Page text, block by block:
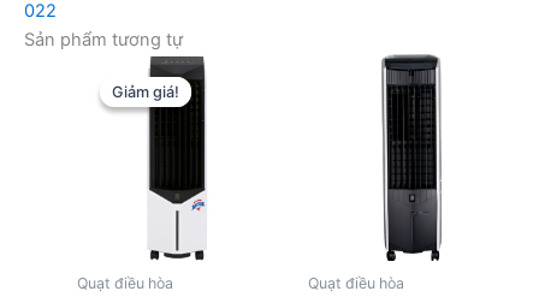
022
Sản phẩm tương tự
Giảm giá!
Giảm giá!
Quạt điều hòa Quạt điều hòa